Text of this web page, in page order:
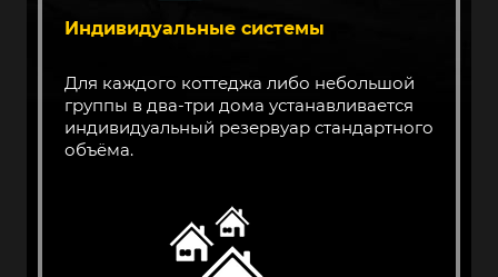
Индивидуальные системы
Для каждого коттеджа либо небольшой
группы в два-три дома устанавливается
индивидуальный резервуар стандартного
объёма.